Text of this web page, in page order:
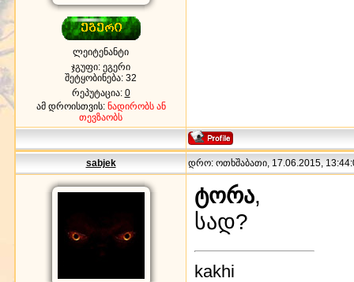
ლეიტენანტი
ჯგუფი: ეგერი
შეტყობინება: 32
რეპუტაცია: 0
ამ დროისთვის: ნადირობს ან
თევზაობს
sabjek დრო: ოთხშაბათი, 17.06.2015,
ტორა,
სად?
kakhi